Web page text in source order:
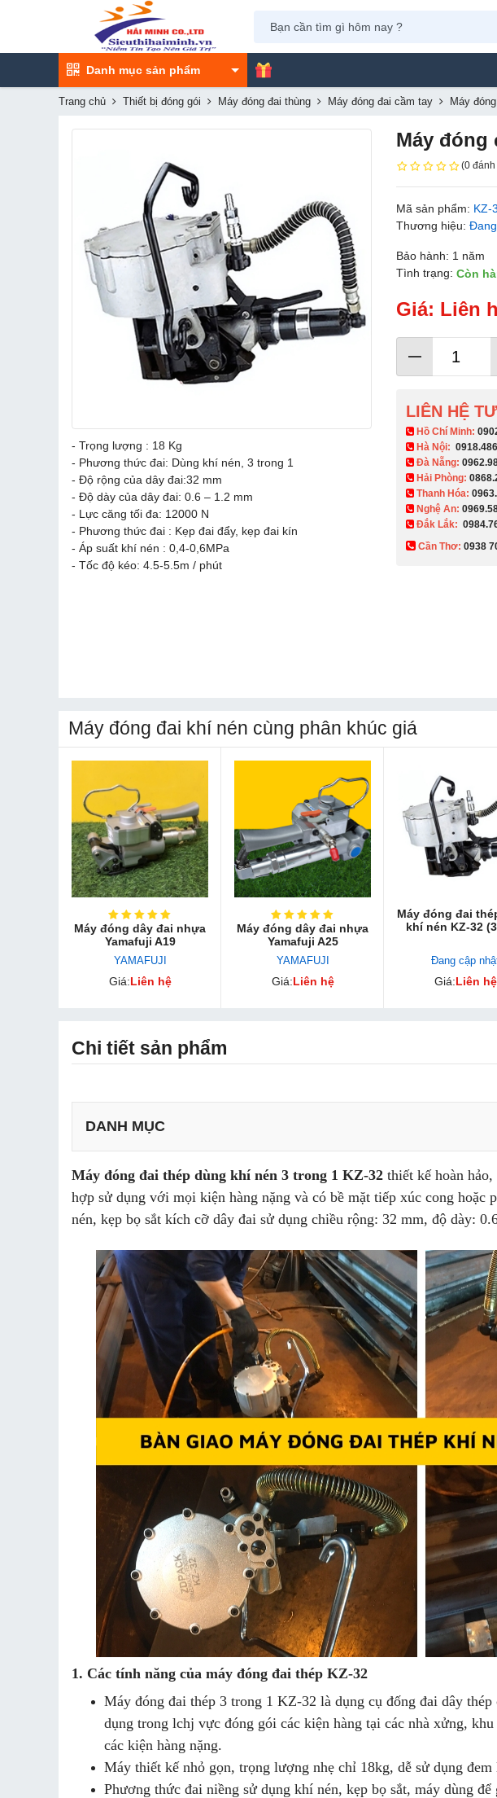
Danh mục sản phẩm
Trang chủ Thiết bị đóng gói Máy đóng đai thùng Máy đóng đai cầm tay Máy
- Trọng lượng : 18 Kg
- Phương thức đai: Dùng khí nén, 3 trong 1
- Độ rộng của dây đai:32 mm
- Độ dày của dây đai: 0.6 – 1.2 mm
- Lực căng tối đa: 12000 N
- Phương thức đai : Kẹp đai đẩy, kẹp đai kín
- Áp suất khí nén : 0,4-0,6MPa
- Tốc độ kéo: 4.5-5.5m / phút
Máy đóng
(0
Mã sản phẩm: KZ-
Thương hiệu:
Bảo hành: 1 năm
Tình trạng:Còn
Giá: Liên
LIÊN HỆ
​ Hồ Chí Minh:
Hà Nội:
Đà Nẵng:
Hải Phòng:
Thanh Hóa:
Nghệ An:
Đắk Lắk:
Cần Thơ:0938
Máy đóng đai khí nén cùng phân khúc giá
Máy đóng dây đai nhựa
Yamafuji A19
YAMAFUJI
Giá:Liên hệ
Máy đóng dây đai nhựa
Yamafu​ji A25
YAMAFUJI
Giá:Liên hệ
Máy đóng đai
khí nén KZ-32
Đang cập
Giá:Liên hệ
Chi tiết sản phẩm
DANH MỤC
Máy đóng đai thép dùng khí nén 3 trong 1 KZ-32 thiết kế hoàn
hợp sử dụng với mọi kiện hàng nặng và có bề mặt tiếp xúc cong hoặc
nén, kẹp bọ sắt kích cỡ dây đai sử dụng chiều rộng: 32 mm, độ dày:
1. Các tính năng của máy đóng đai thép KZ-32
Máy đóng đai thép 3 trong 1 KZ-32 là dụng cụ đống đai dây
dụng trong lchj vực đóng gói các kiện hàng tại các nhà xửng,
các kiện hàng nặng.
Máy thiết kế nhỏ gọn, trọng lượng nhẹ chỉ 18kg, dễ sử dụng
Phương thức đai niềng sử dụng khí nén, kẹp bọ sắt, máy dùng